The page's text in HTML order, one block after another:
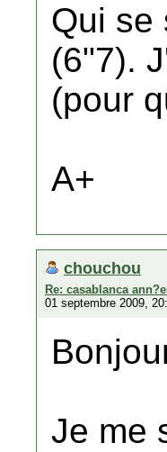
Qui se
(6"7).
(pour
A+
chouchou
Re: casablanca
01 septembre 2009,
Je me